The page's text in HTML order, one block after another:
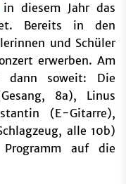
diesem Jahr das
Bereits in den
und Schüler
erwerben. Am
dann soweit: Die
8a), Linus
(E-Gitarre),
alle 10b)
auf die